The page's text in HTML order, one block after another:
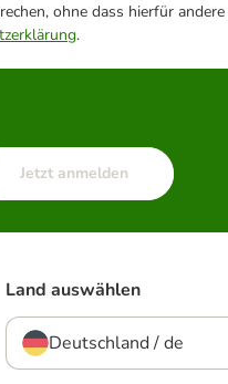
ohne dass hierfür
.
Jetzt anmelden
Land auswählen
Deutschland / de